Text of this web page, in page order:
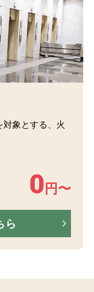
象とする、火
0 円〜
ら